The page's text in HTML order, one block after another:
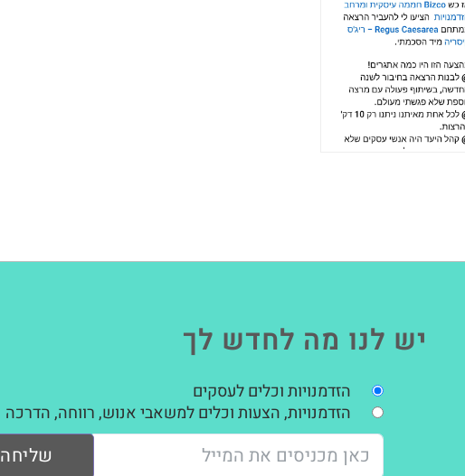
יש לנו מה לחדש לך
הזדמנויות וכלים לעסקים
הזדמנויות, הצעות וכלים למשאבי אנוש, רווחה, הדרכה
שליחה